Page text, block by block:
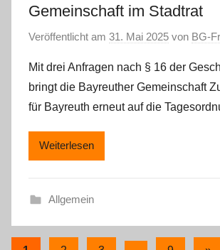
Gemeinschaft im Stadtrat
Veröffentlicht am 31. Mai 2025 von BG-
Mit drei Anfragen nach § 16 der
bringt die Bayreuther Gemeinschaft
für Bayreuth erneut auf die
Weiterlesen
Allgemein